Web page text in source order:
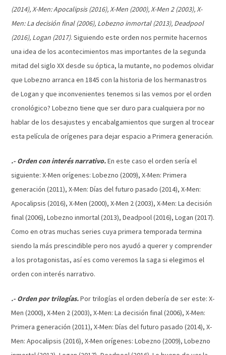
(2014), X-Men: Apocalipsis (2016), X-Men (2000), X-Men 2 (2003), X-
Men: La decisión final (2006), Lobezno inmortal (2013), Deadpool
(2016), Logan (2017). Siguiendo este orden nos permite hacernos
una idea de los acontecimientos mas importantes de la segunda
mitad del siglo XX desde su óptica, la mutante, no podemos olvidar
que Lobezno arranca en 1845 con la historia de los hermanastros
de Logan y que inconvenientes tenemos si las vemos por el orden
cronológico? Lobezno tiene que ser duro para cualquiera por no
hablar de los desajustes y encabalgamientos que surgen al trocear
esta película de orígenes para dejar espacio a Primera generación.
.- Orden con interés narrativo.En este caso el orden sería el
siguiente: X-Men orígenes: Lobezno (2009), X-Men: Primera
generación (2011), X-Men: Días del futuro pasado (2014), X-Men:
Apocalipsis (2016), X-Men (2000), X-Men 2 (2003), X-Men: La decisión
final (2006), Lobezno inmortal (2013), Deadpool (2016), Logan (2017).
Como en otras muchas series cuya primera temporada termina
siendo la más prescindible pero nos ayudó a querer y comprender
a los protagonistas, así es como veremos la saga si elegimos el
orden con interés narrativo.
.- Orden por trilogías.Por trilogías el orden debería de ser este: X-
Men (2000), X-Men 2 (2003), X-Men: La decisión final (2006), X-Men:
Primera generación (2011), X-Men: Días del futuro pasado (2014), X-
Men: Apocalipsis (2016), X-Men orígenes: Lobezno (2009), Lobezno